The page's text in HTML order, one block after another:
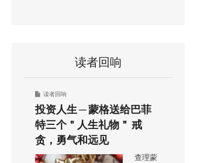
读者回响
读者回响
投资人生 ─ 蒙格送给巴菲
特三个＂人生礼物＂ 戒
贪，勇气和远见
查理蒙